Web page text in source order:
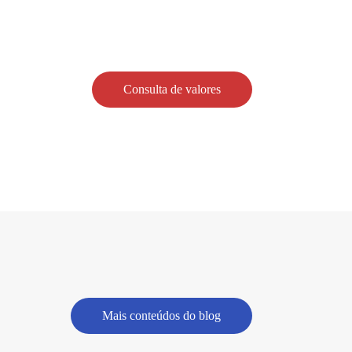
Consulta de valores
Mais conteúdos do blog